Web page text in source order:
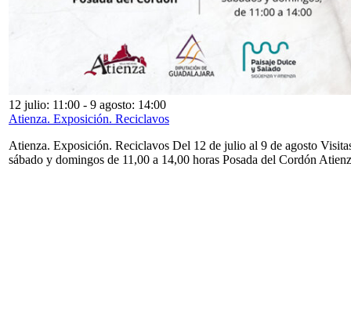
12 julio: 11:00 - 9 agosto: 14:00
Atienza. Exposición. Reciclavos
Atienza. Exposición. Reciclavos Del 12 de julio al 9 de agosto
sábado y domingos de 11,00 a 14,00 horas Posada del Cordón